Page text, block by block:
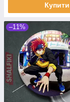
Купити
–11%